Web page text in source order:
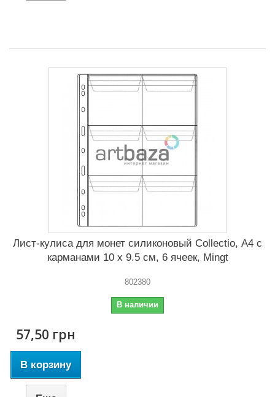
Лист-кулиса для монет силиконовый Сollectio, А4 с
карманами 10 x 9.5 см, 6 ячеек, Mingt
802380
В наличии
57,50 грн
В корзину